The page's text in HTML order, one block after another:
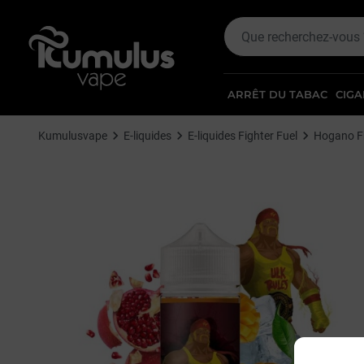
ARRÊT DU TABAC
Kumulusvape E-liquides E-liquides Fighter Fuel Hogano